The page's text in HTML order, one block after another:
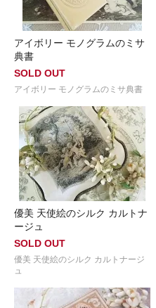
アイボリー モノグラムのミサ
典書
SOLD OUT
アイボリー モノグラムのミサ典書
優美 天使絵のシルク カルトナ
ージュ
SOLD OUT
優美 天使絵のシルク カルトナージ
ュ